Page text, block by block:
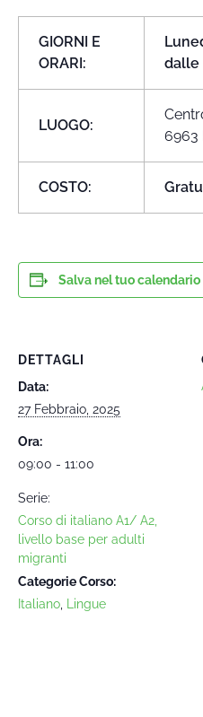
GIORNI E
ORARI:
dalle
LUOGO:
6963
COSTO:
Salva nel tuo calendario
DETTAGLI
Data:
27 Febbraio, 2025
Ora:
09:00 - 11:00
Serie:
Corso di italiano A1/ A2,
livello base per adulti
migranti
Categorie Corso:
Italiano
Lingue